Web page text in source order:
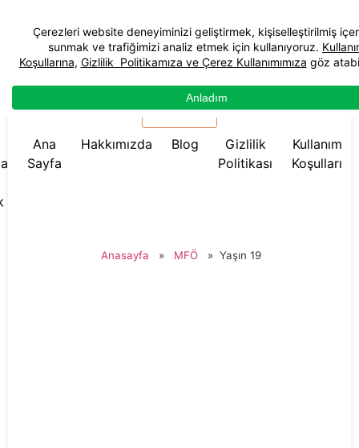
☰ Menü
Ana
Sayfa
Hakkımızda Blog
Gizlilik
Politikası
Kullanım
Koşulları
Anasayfa » MFÖ » Yaşın 19